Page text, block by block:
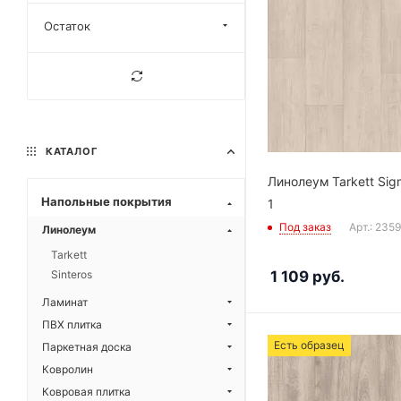
Линолеум Tarkett
1
Под заказ Арт.:
1 109 руб.
Есть образец
Остаток
КАТАЛОГ
Напольные покрытия
Линолеум
Tarkett
Sinteros
Ламинат
ПВХ плитка
Паркетная доска
Ковролин
Ковровая плитка